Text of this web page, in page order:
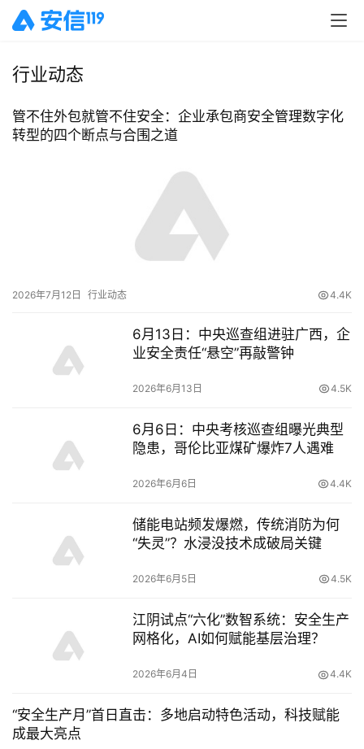
行业动态
管不住外包就管不住安全：企业承包商安全管理数字化
转型的四个断点与合围之道
2026年7月12日 行业动态 4.4K
6月13日：中央巡查组进驻广西，企
业安全责任“悬空”再敲警钟
2026年6月13日 4.5K
6月6日：中央考核巡查组曝光典型
隐患，哥伦比亚煤矿爆炸7人遇难
2026年6月6日 4.4K
储能电站频发爆燃，传统消防为何
“失灵”？水浸没技术成破局关键
2026年6月5日 4.5K
江阴试点“六化”数智系统：安全生产
网格化，AI如何赋能基层治理？
2026年6月4日 4.4K
“安全生产月”首日直击：多地启动特色活动，科技赋能
成最大亮点